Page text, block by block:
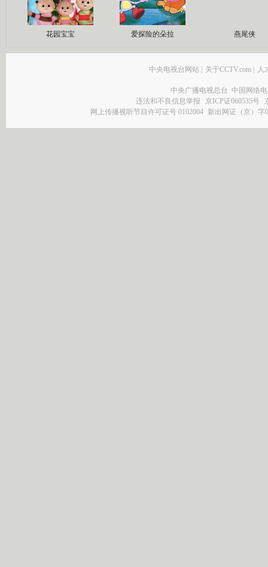
花园宝宝 爱探险的朵拉 燕尾侠
中央电视台网站 | 关于CCTV.com | 人
中央广播电视总台 中国网络
违法和不良信息举报
京ICP证060535号
网上传播视听节目许可证号 0102004 新出网证（京）